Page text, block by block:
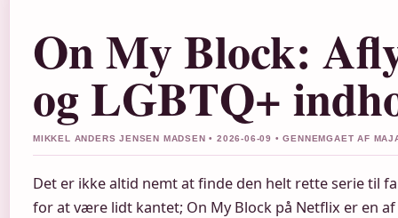
On My Block:
og LGBTQ+
MIKKEL ANDERS JENSEN MADSEN • 2026-06-09 • GENNEMGAET AF
Det er ikke altid nemt at finde den helt rette serie til
for at være lidt kantet; On My Block på Netflix er en